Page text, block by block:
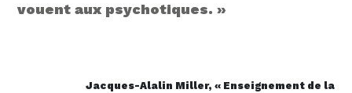
vouent aux psychotiques.»
Jacques-Alalin Miller, « Enseignement de la